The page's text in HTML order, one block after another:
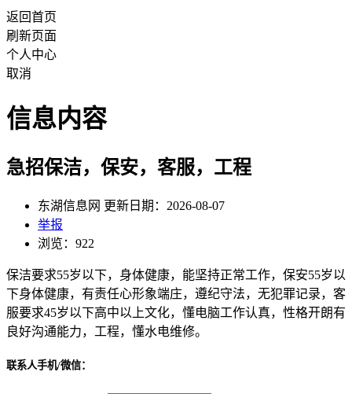
返回首页
刷新页面
个人中心
取消
信息内容
急招保洁，保安，客服，工程
东湖信息网 更新日期：2026-08-07
举报
浏览：922
保洁要求55岁以下，身体健康，能坚持正常工作，保安55岁以
下身体健康，有责任心形象端庄，遵纪守法，无犯罪记录，客
服要求45岁以下高中以上文化，懂电脑工作认真，性格开朗有
良好沟通能力，工程，懂水电维修。
联系人手机/微信：